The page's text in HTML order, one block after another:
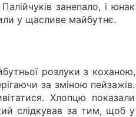
занепало, і юнак
у щасливе майбутнє.
розлуки з коханою,
за зміною пейзажів.
Хлопцю показали
слідкував за тим, щоб у